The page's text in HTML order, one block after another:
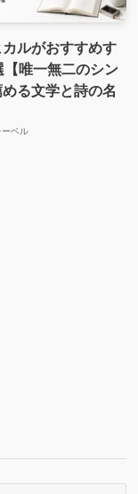
ルがおすすめす
【唯一無二のシン
る文学と詩の名
ーベル